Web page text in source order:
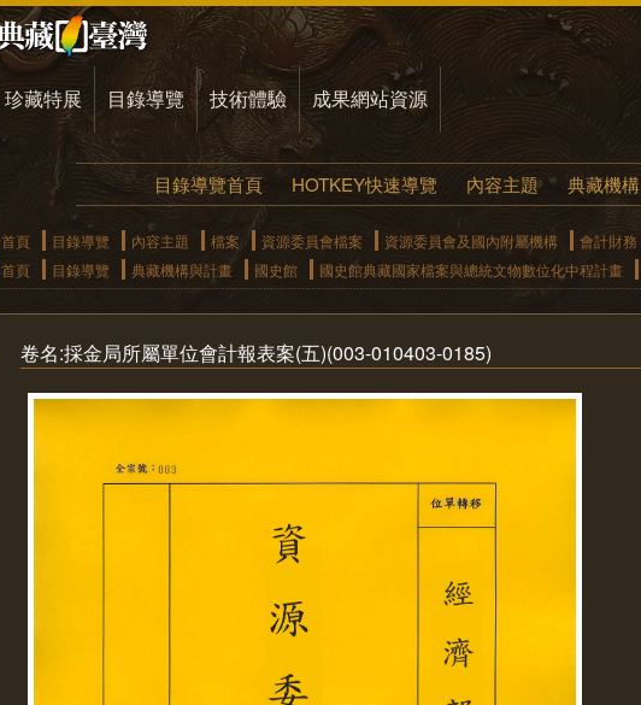
珍藏特展 目錄導覽 技術體驗 成果網站資源
目錄導覽首頁 HOTKEY快速導覽 內容主題 典藏機構
首頁 目錄導覽 內容主題 檔案 資源委員會檔案 資源委員會及國內附屬機構 會計財務
首頁
目錄導覽 典藏機構與計畫 國史館 國史館典藏國家檔案與總統文物數位化中程計畫
卷名:採金局所屬單位會計報表案(五)(003-010403-0185)